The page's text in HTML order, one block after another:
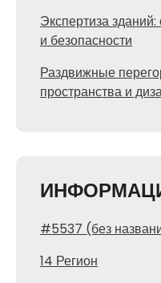
Экспертиза
и безопасности
Раздвижные
пространства и
#5537 (без
14 Регион